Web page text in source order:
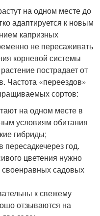
на одном месте до
адаптируется к новым
капризных
не пересаживать
корневой системы
пострадает от
Частота «переездов»
сортов:
на одном месте в
условиям обитания
гибриды;
год.
цветения нужно
своенравных садовых
к свежему
отзываются на